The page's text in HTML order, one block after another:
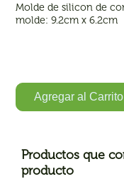
Molde de silicon de
molde: 9.2cm x 6.2cm
Agregar al Carrito
Productos que
producto